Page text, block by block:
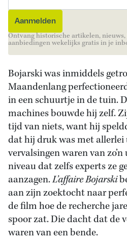
Ontvang historische artikelen, nieuws,
aanbiedingen wekelijks gratis in je
Bojarski was inmiddels
Maandenlang
in een schuurtje in de tuin.
machines bouwde hij zelf.
tijd van niets, want hij
dat hij druk was met
vervalsingen waren van
niveau dat zelfs experts ze
aanzagen.L’affaire Bojarski
aan zijn zoektocht naar
de film hoe de recherche
spoor zat. Die dacht dat de
waren van een bende.